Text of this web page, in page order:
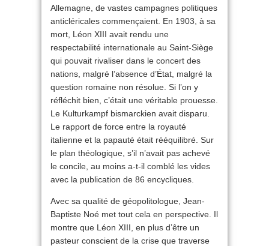
Allemagne, de vastes campagnes politiques
anticléricales commençaient. En 1903, à sa
mort, Léon XIII avait rendu une
respectabilité internationale au Saint-Siège
qui pouvait rivaliser dans le concert des
nations, malgré l’absence d’État, malgré la
question romaine non résolue. Si l’on y
réfléchit bien, c’était une véritable prouesse.
Le Kulturkampf bismarckien avait disparu.
Le rapport de force entre la royauté
italienne et la papauté était rééquilibré. Sur
le plan théologique, s’il n’avait pas achevé
le concile, au moins a-t-il comblé les vides
avec la publication de 86 encycliques.
Avec sa qualité de géopolitologue, Jean-
Baptiste Noé met tout cela en perspective. Il
montre que Léon XIII, en plus d’être un
pasteur conscient de la crise que traverse